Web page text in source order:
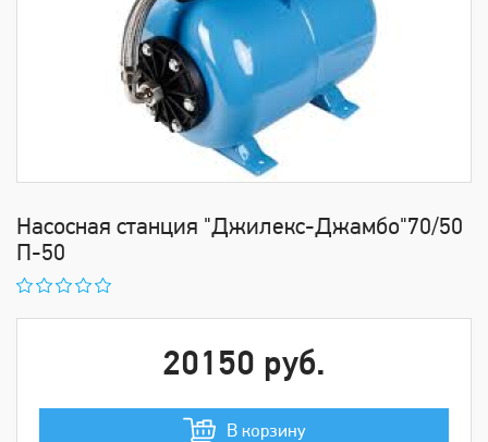
Насосная станция "Джилекс-Джамбо"70/50
П-50
20150 руб.
В корзину